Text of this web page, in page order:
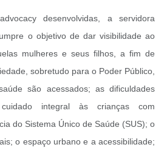
desenvolvidas, a servidora
o objetivo de dar visibilidade ao
mulheres e seus filhos, a fim de
sobretudo para o Poder Público,
são acessados; as dificuldades
integral às crianças com
do Sistema Único de Saúde (SUS); o
o espaço urbano e a acessibilidade;